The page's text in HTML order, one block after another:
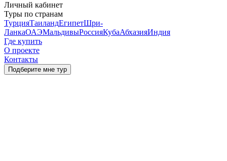
Личный кабинет
Туры по странам
ТурцияТаиландЕгипетШри-
ЛанкаОАЭМальдивыРоссияКубаАбхазияИндия
Где купить
О проекте
Контакты
Подберите мне тур